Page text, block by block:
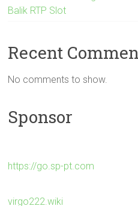
Balik RTP Slot
Recent
No comments to show.
Sponsor
https://go.sp-pt.com
virgo222.wiki